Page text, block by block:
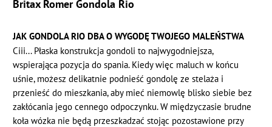
Britax Romer Gondola Rio
JAK GONDOLA RIO DBA O WYGODĘ TWOJEGO MALEŃSTWA
Ciii... Płaska konstrukcja gondoli to najwygodniejsza,
wspierająca pozycja do spania. Kiedy więc maluch w końcu
uśnie, możesz delikatnie podnieść gondolę ze stelaża i
przenieść do mieszkania, aby mieć niemowlę blisko siebie bez
zakłócania jego cennego odpoczynku. W międzyczasie brudne
koła wózka nie będą przeszkadzać stojąc pozostawione przy